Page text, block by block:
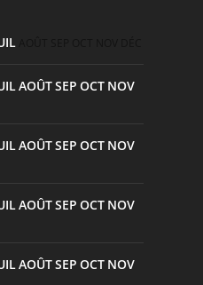
AOÛTSEP OCT NOV
AOÛTSEP OCT NOV
AOÛTSEP OCT NOV
AOÛTSEP OCT NOV